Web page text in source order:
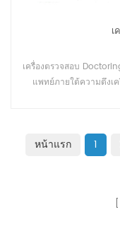
เครื่องตรวจสอบ
แพทย์ภายใต้ความตึงเ
หน้าแรก 1